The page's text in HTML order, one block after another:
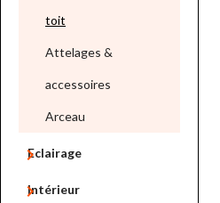
toit
Attelages &
accessoires
Arceau
Eclairage

Intérieur
